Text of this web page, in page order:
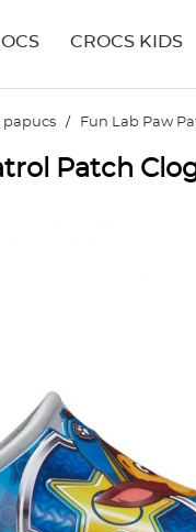
CROCS KIDS
papucs / Fun Lab Paw
Patch